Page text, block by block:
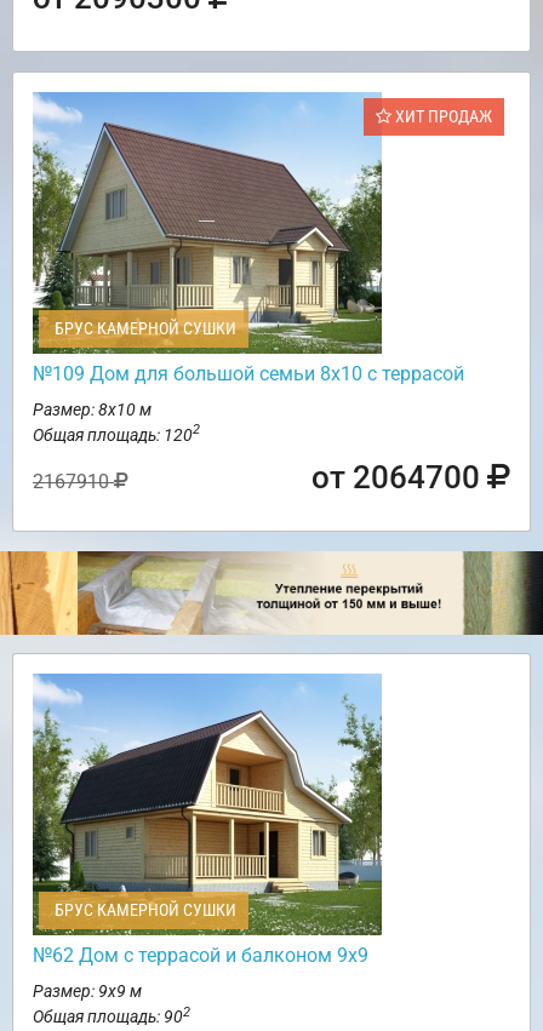
ХИТ ПРОДАЖ
БРУС КАМЕРНОЙ СУШКИ
№109 Дом для большой семьи 8х10 с террасой
Размер: 8х10 м
Общая площадь: 1202
2167910 от 2064700
БРУС КАМЕРНОЙ СУШКИ
№62 Дом c террасой и балконом 9х9
Размер: 9х9 м
Общая площадь: 902